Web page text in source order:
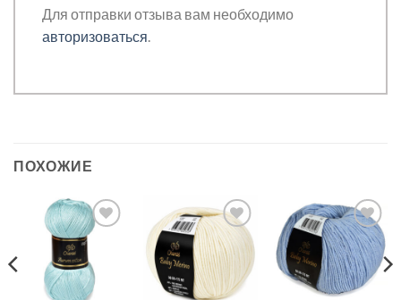
Для отправки отзыва вам необходимо
авторизоваться.
ПОХОЖИЕ
Добавить в
избранное.
Добавить в
избранное.
Добавить в
избранное.